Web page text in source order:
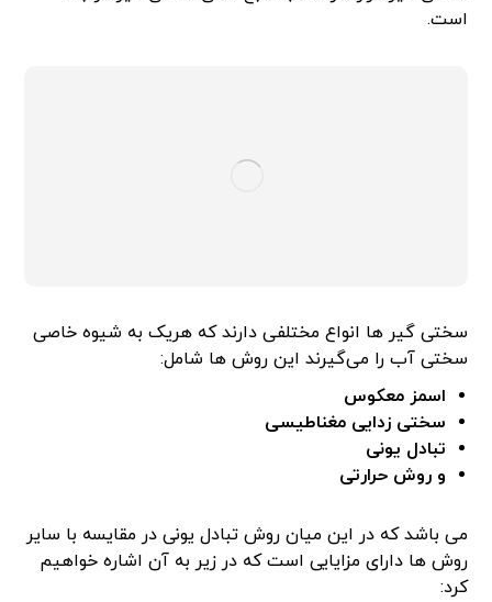
است.
سختی گیر ها انواع مختلفی دارند که هریک به شیوه خاصی
سختی آب را می‌گیرند این روش ها شامل:
اسمز معکوس
سختی زدایی مغناطیسی
تبادل یونی
و روش حرارتی
می باشد که در این میان روش تبادل یونی در مقایسه با سایر
روش ها دارای مزایایی است که در زیر به آن اشاره خواهیم
کرد: